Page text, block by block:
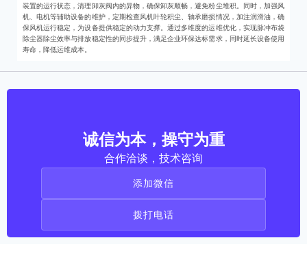
装置的运行状态，清理卸灰阀内的异物，确保卸灰顺畅，避免粉尘堆积。同时，加强风
机、电机等辅助设备的维护，定期检查风机叶轮积尘、轴承磨损情况，加注润滑油，确
保风机运行稳定，为设备提供稳定的动力支撑。通过多维度的运维优化，实现脉冲布袋
除尘器除尘效率与排放稳定性的同步提升，满足企业环保达标需求，同时延长设备使用
寿命，降低运维成本。
诚信为本，操守为重
合作洽谈，技术咨询
添加微信
拨打电话